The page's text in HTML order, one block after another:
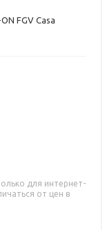
FGV Casa
для интернет-
от цен в